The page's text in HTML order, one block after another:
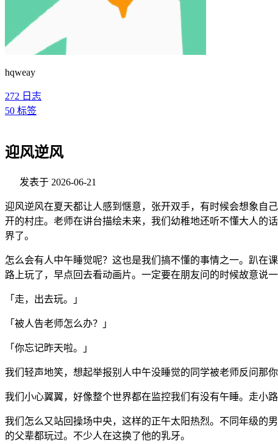
hqweay
272 日志
50 标签
迎风逆风
发表于 2026-06-21
迎风逆风在夏天都让人感到惬意，张开双手，有时候会想象自
开的村庄。老师在讲台描绘未来，我们幼稚地还听不懂大人的
界了。
怎么会有人中午睡觉呢？这也是我们搞不懂的事情之一。趴在
路上玩了，早点回去看动画片。一定要在朋友问的时候故意说
「走，出去玩。」
「被人告老师怎么办？」
「你忘记昨天啦。」
我们轻声地笑，想起举报别人中午没睡觉的同学被老师反问那你
我们小心翼翼，好像整个世界都在监控我们有没有午睡。走小
我们怎么又站回操场中央，这样的正午太阳热烈。不同年级的
的父辈都玩过。不少人在这换了他的乳牙。